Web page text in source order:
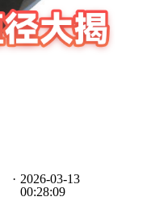
· 2026-03-13
00:28:09